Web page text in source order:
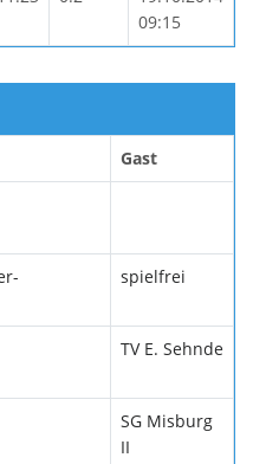
09:15
Gast
spielfrei
TV E. Sehnde
SG Misburg
II